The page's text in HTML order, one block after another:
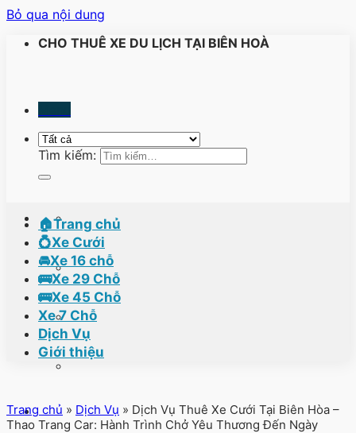
Bỏ qua nội dung
CHO THUÊ XE DU LỊCH TẠI BIÊN HOÀ
Tìm kiếm:
🏠Trang chủ
💍Xe Cưới
🚘Xe 16 chỗ
🚌Xe 29 Chỗ
🚌Xe 45 Chỗ
Xe 7 Chỗ
Dịch Vụ
Giới thiệu
Trang chủ » Dịch Vụ » Dịch Vụ Thuê Xe Cưới Tại Biên Hòa –
Thao Trang Car: Hành Trình Chở Yêu Thương Đến Ngày